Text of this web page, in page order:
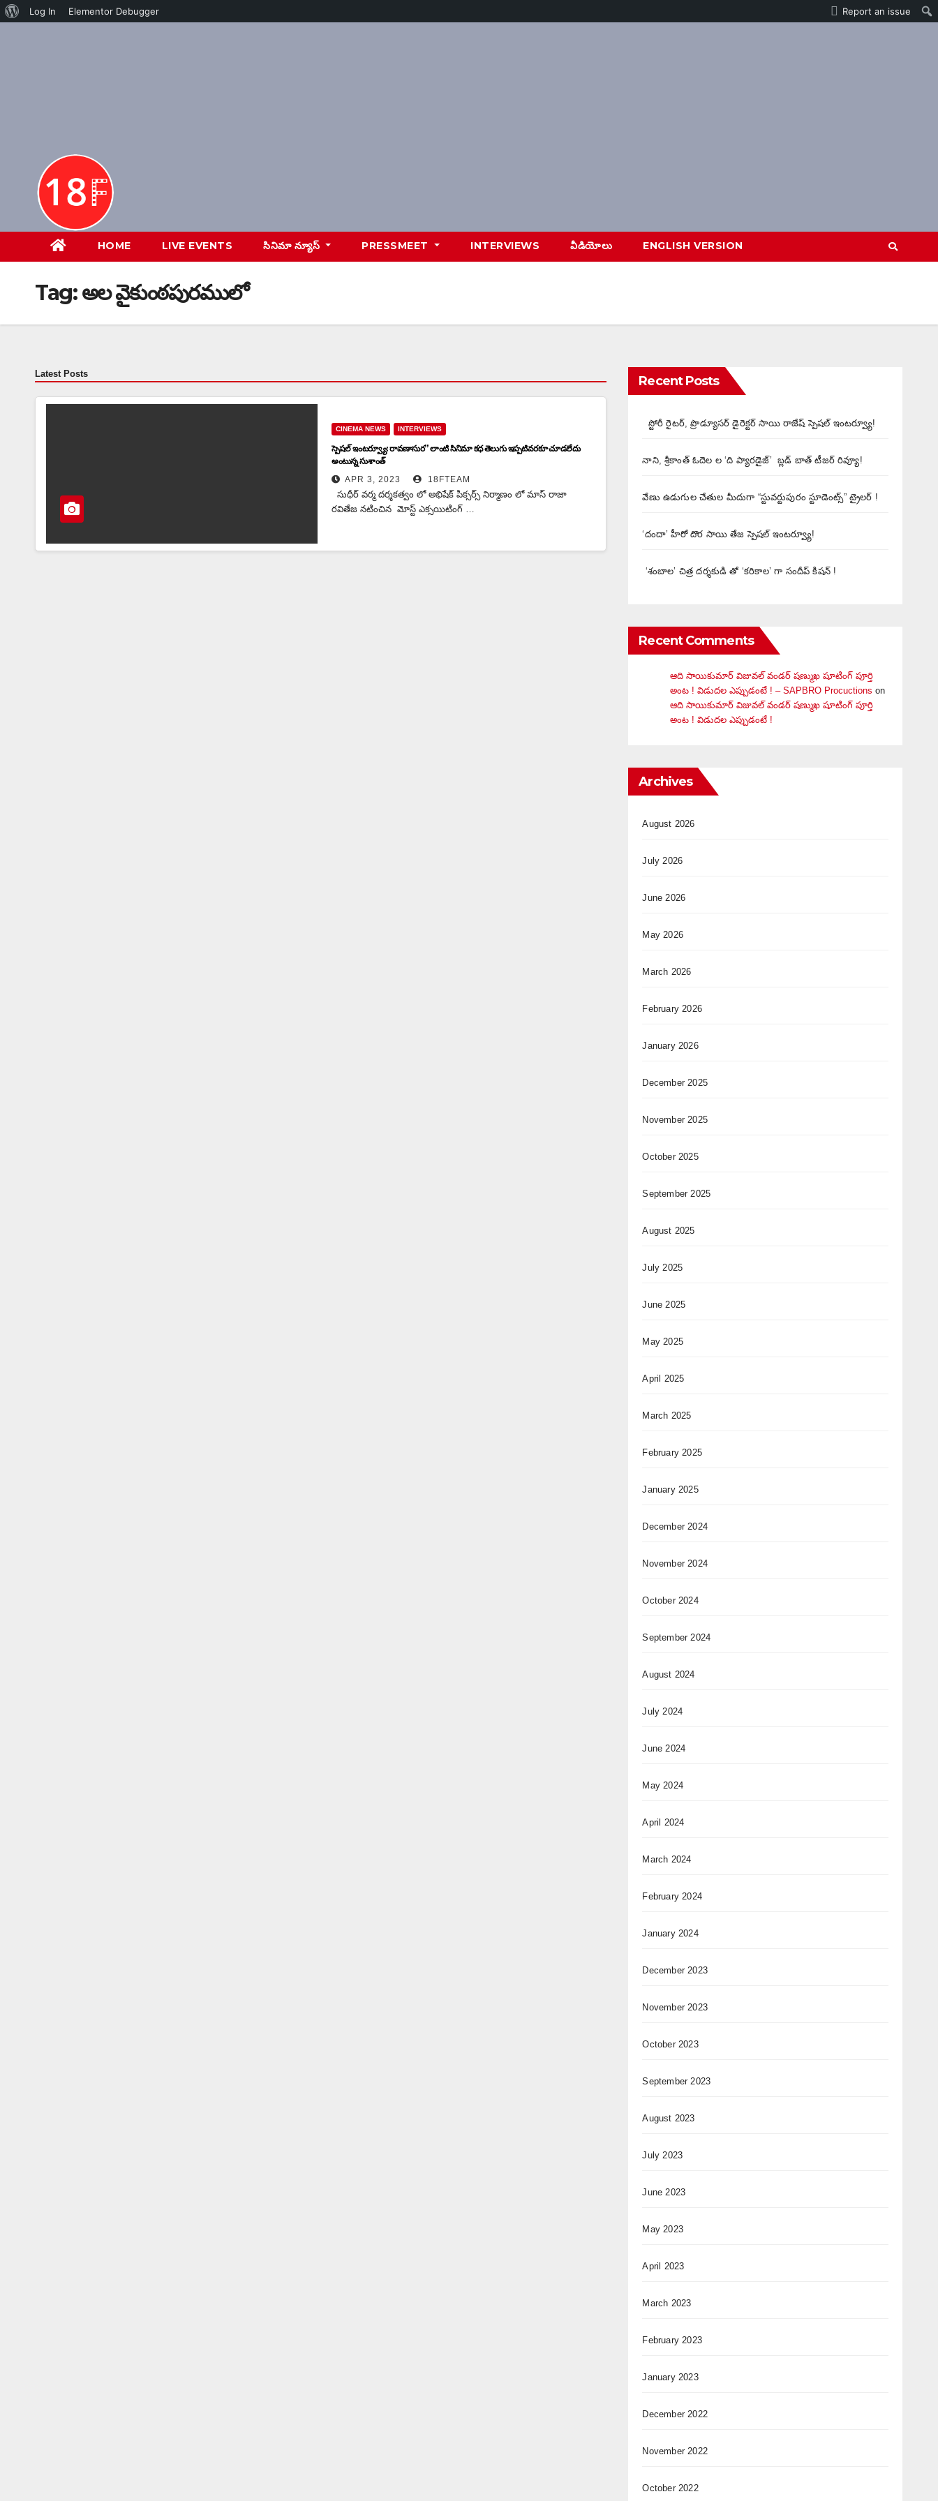
About
Log In Elementor Debugger Report an issue
HOME LIVE EVENTS సినిమా న్యూస్ PRESSMEET INTERVIEWS వీడియోలు ENGLISH VERSION
Tag:అల వైకుంఠపురములో
Latest Posts
CINEMA NEWS INTERVIEWS
స్పెషల్ ఇంటర్వ్యూ: రావణాసుర” లాంటి సినిమా కధ తెలుగు ఇప్పటివరకూ చూడలేదు
అంటున్న సుశాంత్
APR 3, 2023 18FTEAM
సుధీర్ వర్మ దర్శకత్వం లో అభిషేక్ పిక్సర్స్ నిర్మాణం లో మాస్ రాజా
రవితేజ నటించిన మోస్ట్ ఎక్సయిటింగ్ …
Recent Posts
స్టోరీ రైటర్, ప్రొడ్యూసర్ డైరెక్టర్ సాయి రాజేష్ స్పెషల్ ఇంటర్వ్యూ!
నాని, శ్రీకాంత్ ఓదెల ల ‘ది ప్యారడైజ్’ బ్లడ్ బాత్ టీజర్ రివ్యూ!
వేణు ఉడుగుల చేతుల మీదుగా “స్టువర్టుపురం స్టూడెంట్స్” ట్రైలర్ !
‘దందా’ హీరో దొర సాయి తేజ స్పెషల్ ఇంటర్వ్యూ!
‘శంబాల’ చిత్ర దర్శకుడి తో ‘కరికాల’ గా సందీప్ కిషన్ !
Recent Comments
ఆది సాయికుమార్ విజువ‌ల్ వండ‌ర్ ష‌ణ్ముఖ షూటింగ్ పూర్తి
అంట ! విడుదల ఎప్పుడంటే ! – SAPBRO Procuctions on
ఆది సాయికుమార్ విజువ‌ల్ వండ‌ర్ ష‌ణ్ముఖ షూటింగ్ పూర్తి
అంట ! విడుదల ఎప్పుడంటే !
Archives
August 2026
July 2026
June 2026
May 2026
March 2026
February 2026
January 2026
December 2025
November 2025
October 2025
September 2025
August 2025
July 2025
June 2025
May 2025
April 2025
March 2025
February 2025
January 2025
December 2024
November 2024
October 2024
September 2024
August 2024
July 2024
June 2024
May 2024
April 2024
March 2024
February 2024
January 2024
December 2023
November 2023
October 2023
September 2023
August 2023
July 2023
June 2023
May 2023
April 2023
March 2023
February 2023
January 2023
December 2022
November 2022
October 2022